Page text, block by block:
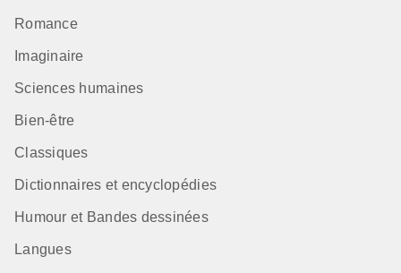
Romance
Imaginaire
Sciences humaines
Bien-être
Classiques
Dictionnaires et encyclopédies
Humour et Bandes dessinées
Langues